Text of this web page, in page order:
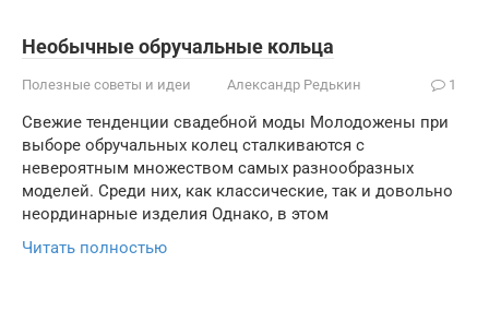
Необычные обручальные кольца
Полезные советы и идеи Александр Редькин 1
Свежие тенденции свадебной моды Молодожены при
выборе обручальных колец сталкиваются с
невероятным множеством самых разнообразных
моделей. Среди них, как классические, так и довольно
неординарные изделия Однако, в этом
Читать полностью